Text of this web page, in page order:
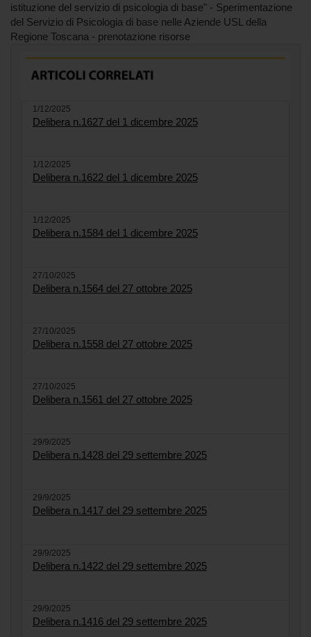
istituzione del servizio di psicologia di base" - Sperimentazione
del Servizio di Psicologia di base nelle Aziende USL della
Regione Toscana - prenotazione risorse
1/12/2025
Delibera n.1627 del 1 dicembre 2025
1/12/2025
Delibera n.1622 del 1 dicembre 2025
1/12/2025
Delibera n.1584 del 1 dicembre 2025
27/10/2025
Delibera n.1564 del 27 ottobre 2025
27/10/2025
Delibera n.1558 del 27 ottobre 2025
27/10/2025
Delibera n.1561 del 27 ottobre 2025
29/9/2025
Delibera n.1428 del 29 settembre 2025
29/9/2025
Delibera n.1417 del 29 settembre 2025
29/9/2025
Delibera n.1422 del 29 settembre 2025
29/9/2025
Delibera n.1416 del 29 settembre 2025